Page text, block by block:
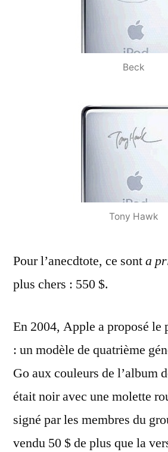
Beck
Tony Hawk
Pour l’anecdtote, ce sonta
plus chers : 550 $.
En 2004, Apple a proposé le
: un modèle de quatrième
Go aux couleurs de l’album
était noir avec une molette
signé par les membres du
vendu 50 $ de plus que la